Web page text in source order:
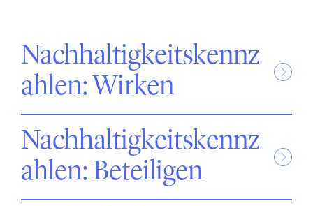
Nachhaltigkeitskennz
ahlen: Wirken
Nachhaltigkeitskennz
ahlen: Beteiligen